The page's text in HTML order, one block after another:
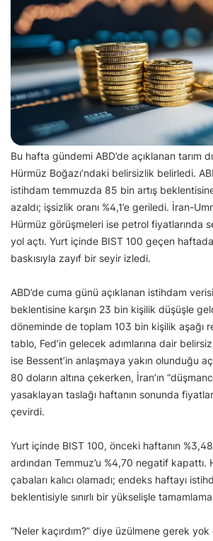
Bu hafta gündemi ABD’de açıklanan tarım
Hürmüz Boğazı’ndaki belirsizlik belirledi.
istihdam temmuzda 85 bin artış
azaldı; işsizlik oranı %4,1’e geriledi. İran-
Hürmüz görüşmeleri ise petrol fiyatlarında
yol açtı. Yurt içinde BIST 100 geçen
baskısıyla zayıf bir seyir izledi.
ABD’de cuma günü açıklanan istihdam
beklentisine karşın 23 bin kişilik düşüşle
döneminde de toplam 103 bin kişilik aşağı
tablo, Fed’in gelecek adımlarına dair
ise Bessent’in anlaşmaya yakın olunduğu
80 doların altına çekerken, İran’ın
yasaklayan taslağı haftanın sonunda
çevirdi.
Yurt içinde BIST 100, önceki haftanın
ardından Temmuz’u %4,70 negatif
çabaları kalıcı olamadı; endeks haftayı
beklentisiyle sınırlı bir yükselişle
“Neler kaçırdım?” diye üzülmene gerek